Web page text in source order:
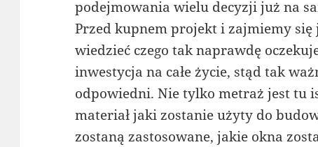
podejmowania wielu decyzji już na
Przed kupnem projekt i zajmiemy
wiedzieć czego tak naprawdę
inwestycja na całe życie, stąd tak
odpowiedni. Nie tylko metraż jest tu
materiał jaki zostanie użyty do
zostaną zastosowane, jakie okna